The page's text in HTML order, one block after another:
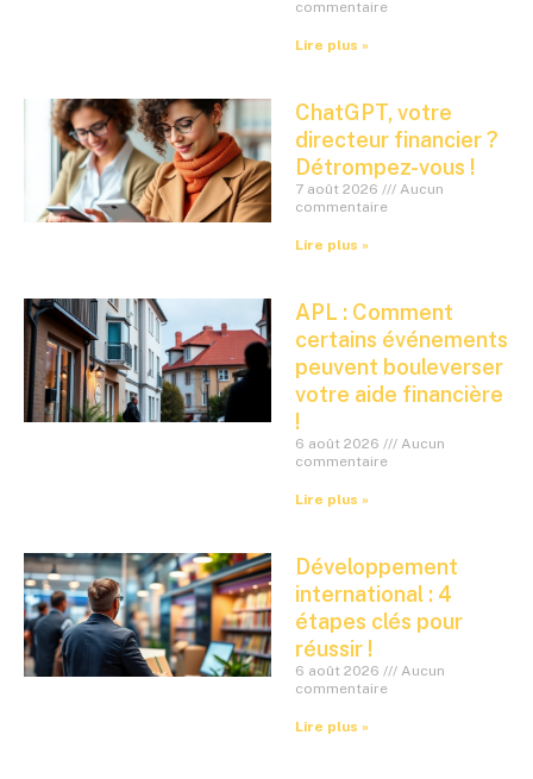
commentaire
Lire plus »
ChatGPT, votre
directeur financier ?
Détrompez-vous !
7 août 2026
Aucun
commentaire
Lire plus »
APL : Comment
certains événements
peuvent bouleverser
votre aide financière
!
6 août 2026
Aucun
commentaire
Lire plus »
Développement
international : 4
étapes clés pour
réussir !
6 août 2026
Aucun
commentaire
Lire plus »